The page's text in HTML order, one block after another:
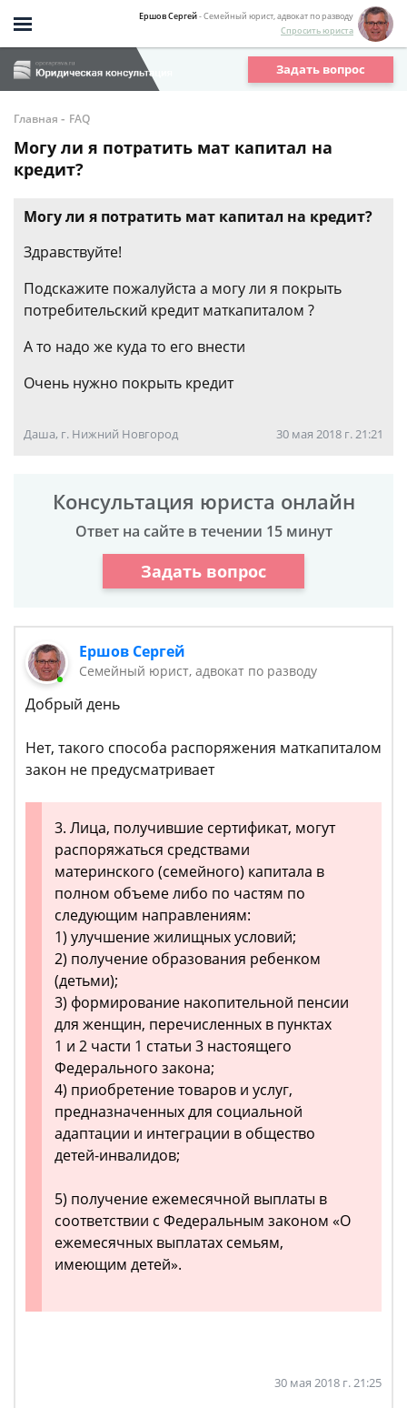
Ершов Сергей- Семейный юрист, адвокат по разводу
Спросить юриста
Задать вопрос
Главная - FAQ
Могу ли я потратить мат капитал на
кредит?
Могу ли я потратить мат капитал на кредит?
Здравствуйте!
Подскажите пожалуйста а могу ли я покрыть
потребительский кредит маткапиталом ?
А то надо же куда то его внести
Очень нужно покрыть кредит
Даша, г. Нижний Новгород 30 мая 2018 г. 21:21
Консультация юриста онлайн
Ответ на сайте в течении 15 минут
Задать вопрос
Ершов Сергей
Семейный юрист, адвокат по разводу
Добрый день
Нет, такого способа распоряжения маткапиталом
закон не предусматривает
3. Лица, получившие сертификат, могут
распоряжаться средствами
материнского (семейного) капитала в
полном объеме либо по частям по
следующим направлениям:
1) улучшение жилищных условий;
2) получение образования ребенком
(детьми);
3) формирование накопительной пенсии
для женщин, перечисленных в пунктах
1 и 2 части 1 статьи 3 настоящего
Федерального закона;
4) приобретение товаров и услуг,
предназначенных для социальной
адаптации и интеграции в общество
детей-инвалидов;
5) получение ежемесячной выплаты в
соответствии с Федеральным законом «О
ежемесячных выплатах семьям,
имеющим детей».
30 мая 2018 г. 21:25